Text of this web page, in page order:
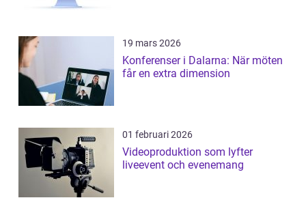
19 mars 2026
Konferenser i Dalarna: När möten
får en extra dimension
01 februari 2026
Videoproduktion som lyfter
liveevent och evenemang